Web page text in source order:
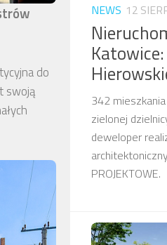
NEWS 12
342
zielonej
deweloper
PROJEKTOWE.
do
swoją